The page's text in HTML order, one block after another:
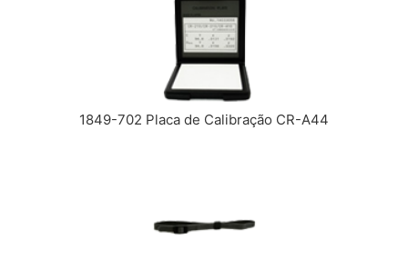
1849-702 Placa de Calibração CR-A44